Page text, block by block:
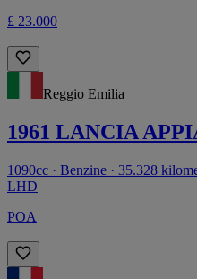
£ 23.000
Reggio Emilia
1961 LANCIA
1090cc · Benzine · 35.328
LHD
POA